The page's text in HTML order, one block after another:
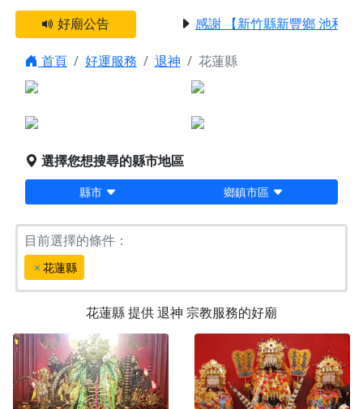
好廟公告 感謝 【新竹縣新豐鄉 池和宮
首頁 好運服務 退神
花蓮縣
點燈服務
堪輿/風水
選擇您想搜尋的縣市地區
縣市 鄉鎮市區
目前選擇的條件：
花蓮縣
花蓮縣提供退神 宗教服務的好廟